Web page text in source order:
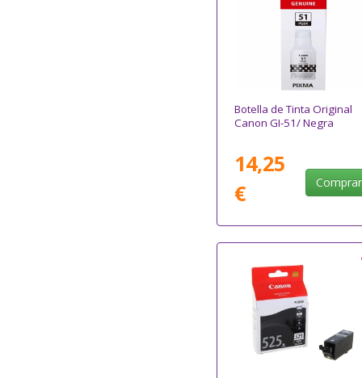
Botella de Tinta Original
Canon GI-51/ Negra
14,25
€
Comprar